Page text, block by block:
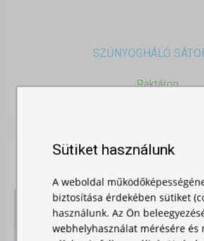
SZÚNYOGHÁLÓ
Raktáron
Sütiket használunk
A weboldal
biztosítása érdekében sütiket
használunk. Az Ön
webhelyhasználat mérésére és